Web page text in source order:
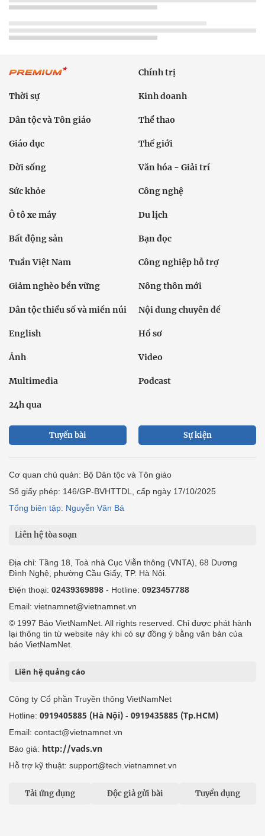
Chính trị
Thời sự Kinh doanh
Dân tộc và Tôn giáo Thể thao
Giáo dục Thế giới
Đời sống Văn hóa - Giải trí
Sức khỏe Công nghệ
Ô tô xe máy Du lịch
Bất động sản Bạn đọc
Tuần Việt Nam Công nghiệp hỗ trợ
Giảm nghèo bền vững Nông thôn mới
Dân tộc thiểu số và miền núi Nội dung chuyên đề
English Hồ sơ
Ảnh Video
Multimedia Podcast
24h qua
Tuyến bài Sự kiện
Cơ quan chủ quản: Bộ Dân tộc và Tôn giáo
Số giấy phép: 146/GP-BVHTTDL, cấp ngày 17/10/2025
Tổng biên tập: Nguyễn Văn Bá
Liên hệ tòa soạn
Địa chỉ: Tầng 18, Toà nhà Cục Viễn thông (VNTA), 68 Dương
Đình Nghệ, phường Cầu Giấy, TP. Hà Nội.
Điện thoại: 02439369898 - Hotline: 0923457788
Email: vietnamnet@vietnamnet.vn
© 1997 Báo VietNamNet. All rights reserved. Chỉ được phát hành
lại thông tin từ website này khi có sự đồng ý bằng văn bản của
báo VietNamNet.
Liên hệ quảng cáo
Công ty Cổ phần Truyền thông VietNamNet
Hotline: 0919405885 (Hà Nội) - 0919435885 (Tp.HCM)
Email: contact@vietnamnet.vn
Báo giá: http://vads.vn
Hỗ trợ kỹ thuật: support@tech.vietnamnet.vn
Tải ứng dụng Độc giả gửi bài Tuyển dụng